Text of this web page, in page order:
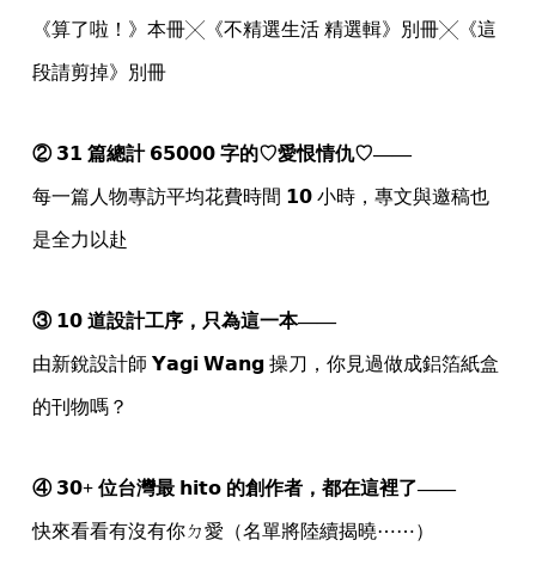
《算了啦！》本冊╳《不精選生活 精選輯》別冊╳《這
段請剪掉》別冊
② 𝟯𝟭 篇總計 𝟲𝟱𝟬𝟬𝟬 字的♡愛恨情仇♡——
每一篇人物專訪平均花費時間 𝟭𝟬 小時，專文與邀稿也
是全力以赴
③ 𝟭𝟬 道設計工序，只為這一本——
由新銳設計師 𝗬𝗮𝗴𝗶 𝗪𝗮𝗻𝗴 操刀，你見過做成鋁箔紙盒
的刊物嗎？
④ 𝟯𝟬+ 位台灣最 𝗵𝗶𝘁𝗼 的創作者，都在這裡了——
快來看看有沒有你ㄉ愛（名單將陸續揭曉⋯⋯）